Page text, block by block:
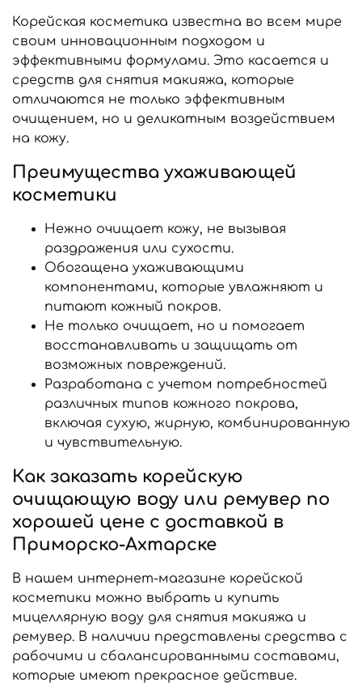
Корейская косметика известна во всем мире
своим инновационным подходом и
эффективными формулами. Это касается и
средств для снятия макияжа, которые
отличаются не только эффективным
очищением, но и деликатным воздействием
на кожу.
Преимущества ухаживающей
косметики
Нежно очищает кожу, не вызывая
раздражения или сухости.
Обогащена ухаживающими
компонентами, которые увлажняют и
питают кожный покров.
Не только очищает, но и помогает
восстанавливать и защищать от
возможных повреждений.
Разработана с учетом потребностей
различных типов кожного покрова,
включая сухую, жирную, комбинированную
и чувствительную.
Как заказать корейскую
очищающую воду или ремувер по
хорошей цене с доставкой в
Приморско-Ахтарске
В нашем интернет-магазине корейской
косметики можно выбрать и купить
мицеллярную воду для снятия макияжа и
ремувер. В наличии представлены средства с
рабочими и сбалансированными составами,
которые имеют прекрасное действие.